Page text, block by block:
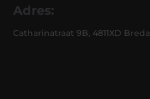
Adres:
Catharinatraat 9B, 4811XD Breda